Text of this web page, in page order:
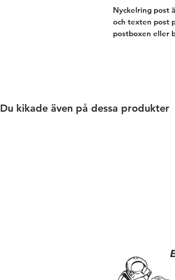
Nyckelring post
och texten post
postboxen eller
Nyckelringen är
Du kikade även på dessa produkter